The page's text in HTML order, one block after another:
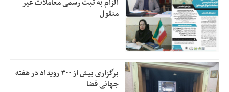
الزام به ثبت رسمی معاملات غیر
منقول
برگزاری بیش از ۳۰۰ رویداد در هفته
جهانی فضا